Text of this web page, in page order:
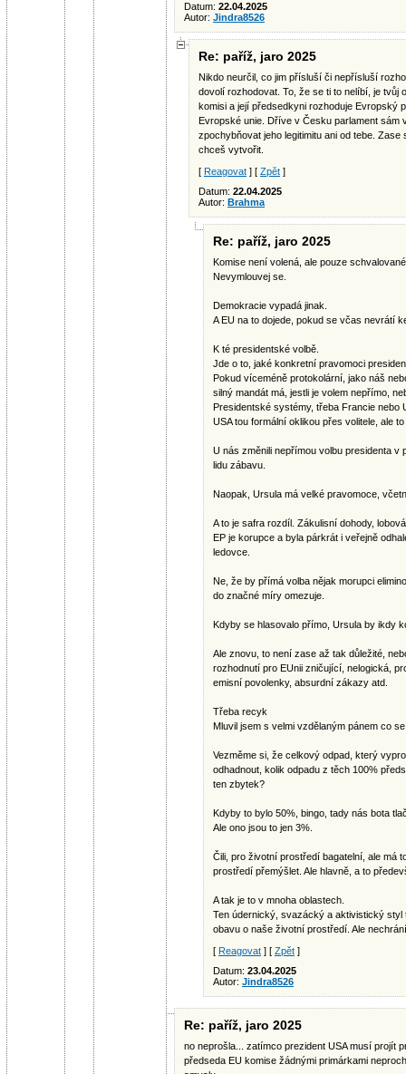
Datum: 22.04.2025
Autor: Jindra8526
Re: paříž, jaro 2025
Nikdo neurčil, co jim přísluší či nepřísluší
dovolí rozhodovat. To, že se ti to nelíbí, je tvůj
komisi a její předsedkyni rozhoduje Evropský
Evropské unie. Dříve v Česku parlament sám
zpochybňovat jeho legitimitu ani od tebe.
chceš vytvořit.
[ Reagovat ] [ Zpět ]
Datum: 22.04.2025
Autor: Brahma
Re: paříž, jaro 2025
Komise není volená, ale pouze
Nevymlouvej se.
Demokracie vypadá jinak.
A EU na to dojede, pokud se včas nevrátí
K té presidentské volbě.
Jde o to, jaké konkretní pravomoci
Pokud víceméně protokolární, jako náš
silný mandát má, jestli je volem nepřímo,
Presidentské systémy, třeba Francie nebo
USA tou formální oklikou přes volitele, ale
U nás změnili nepřímou volbu presidenta
lidu zábavu.
Naopak, Ursula má velké pravomoce,
A to je safra rozdíl. Zákulisní dohody,
EP je korupce a byla párkrát i veřejně
ledovce.
Ne, že by přímá volba nějak morupci
do značné míry omezuje.
Kdyby se hlasovalo přímo, Ursula by ikdy
Ale znovu, to není zase až tak důležité,
rozhodnutí pro EUnii zničující, nelogická,
emisní povolenky, absurdní zákazy atd.
Třeba recyk
Mluvil jsem s velmi vzdělaným pánem co
Vezměme si, že celkový odpad, který
odhadnout, kolik odpadu z těch 100%
ten zbytek?
Kdyby to bylo 50%, bingo, tady nás bota
Ale ono jsou to jen 3%.
Čili, pro životní prostředí bagatelní, ale má
prostředí přemýšlet. Ale hlavně, a to
A tak je to v mnoha oblastech.
Ten údernický, svazácký a aktivistický styl
obavu o naše životní prostředí. Ale
[ Reagovat ] [ Zpět ]
Datum: 23.04.2025
Autor: Jindra8526
Re: paříž, jaro 2025
no neprošla... zatímco prezident USA musí projít
předseda EU komise žádnými primárkami